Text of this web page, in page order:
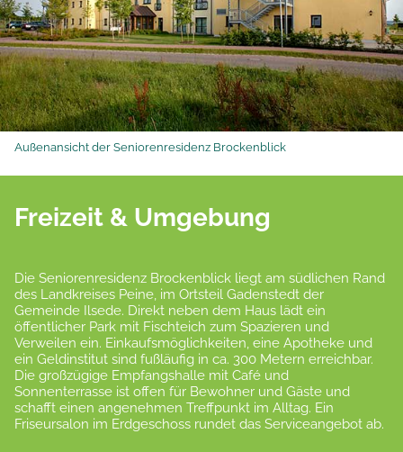
Freizeit & Umgebung
Die Seniorenresidenz Brockenblick liegt am südlichen Rand
des Landkreises Peine, im Ortsteil Gadenstedt der
Gemeinde Ilsede. Direkt neben dem Haus lädt ein
öffentlicher Park mit Fischteich zum Spazieren und
Verweilen ein. Einkaufsmöglichkeiten, eine Apotheke und
ein Geldinstitut sind fußläufig in ca. 300 Metern erreichbar.
Die großzügige Empfangshalle mit Café und
Sonnenterrasse ist offen für Bewohner und Gäste und
schafft einen angenehmen Treffpunkt im Alltag. Ein
Friseursalon im Erdgeschoss rundet das Serviceangebot ab.
Außenansicht der Seniorenresidenz Brockenblick